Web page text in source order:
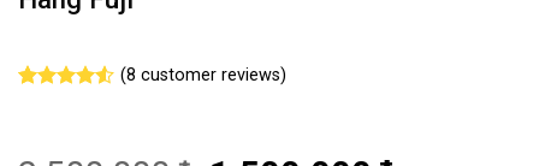
based on
(8 customer reviews)